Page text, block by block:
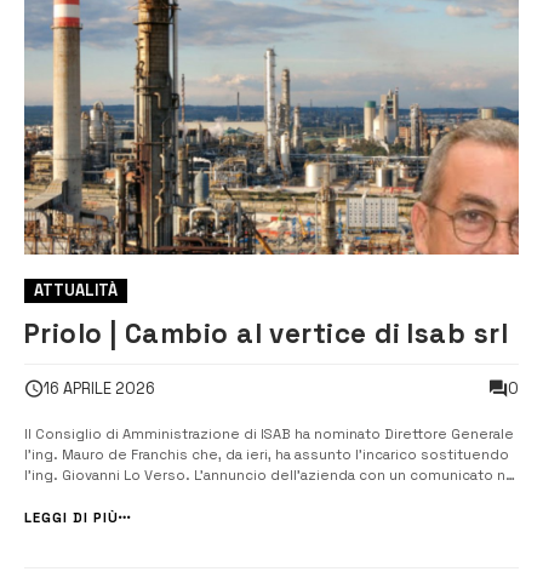
ATTUALITÀ
Priolo | Cambio al vertice di Isab srl
16 APRILE 2026 0
Il Consiglio di Amministrazione di ISAB ha nominato Direttore Generale
l’ing. Mauro de Franchis che, da ieri, ha assunto l’incarico sostituendo
l’ing. Giovanni Lo Verso. L’annuncio dell’azienda con un comunicato nel
avvicendamento e sia nel segno della piena continuità. Il nuovo D...
LEGGI DI PIÙ